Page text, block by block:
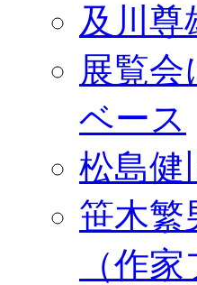
及川尊
展覧
ベース
松島健
笹木繁
（作